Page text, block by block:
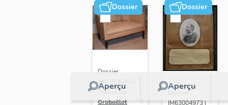
Dossier
Aperçu
Dossier
IM63006362 |
Réalisé par
Groboillot
Dossier
Aperçu
Dossier
IM63004973 |